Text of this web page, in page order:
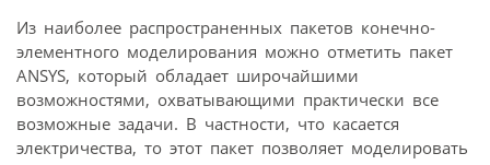
Из наиболее распространенных пакетов конечно-
элементного моделирования можно отметить пакет
ANSYS, который обладает широчайшими
возможностями, охватывающими практически все
возможные задачи. В частности, что касается
электричества, то этот пакет позволяет моделировать